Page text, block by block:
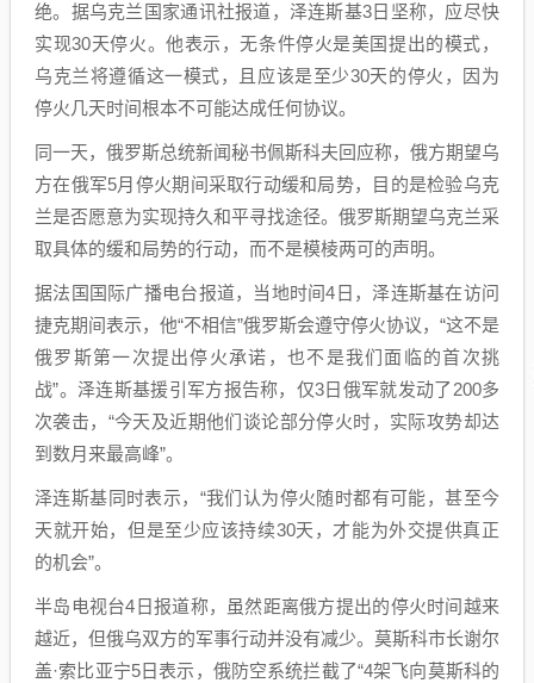
绝。据乌克兰国家通讯社报道，泽连斯基3日坚称，应尽快
实现30天停火。他表示，无条件停火是美国提出的模式，
乌克兰将遵循这一模式，且应该是至少30天的停火，因为
停火几天时间根本不可能达成任何协议。
同一天，俄罗斯总统新闻秘书佩斯科夫回应称，俄方期望乌
方在俄军5月停火期间采取行动缓和局势，目的是检验乌克
兰是否愿意为实现持久和平寻找途径。俄罗斯期望乌克兰采
取具体的缓和局势的行动，而不是模棱两可的声明。
据法国国际广播电台报道，当地时间4日，泽连斯基在访问
捷克期间表示，他“不相信”俄罗斯会遵守停火协议，“这不是
俄罗斯第一次提出停火承诺，也不是我们面临的首次挑
战”。泽连斯基援引军方报告称，仅3日俄军就发动了200多
次袭击，“今天及近期他们谈论部分停火时，实际攻势却达
到数月来最高峰”。
泽连斯基同时表示，“我们认为停火随时都有可能，甚至今
天就开始，但是至少应该持续30天，才能为外交提供真正
的机会”。
半岛电视台4日报道称，虽然距离俄方提出的停火时间越来
越近，但俄乌双方的军事行动并没有减少。莫斯科市长谢尔
盖·索比亚宁5日表示，俄防空系统拦截了“4架飞向莫斯科的